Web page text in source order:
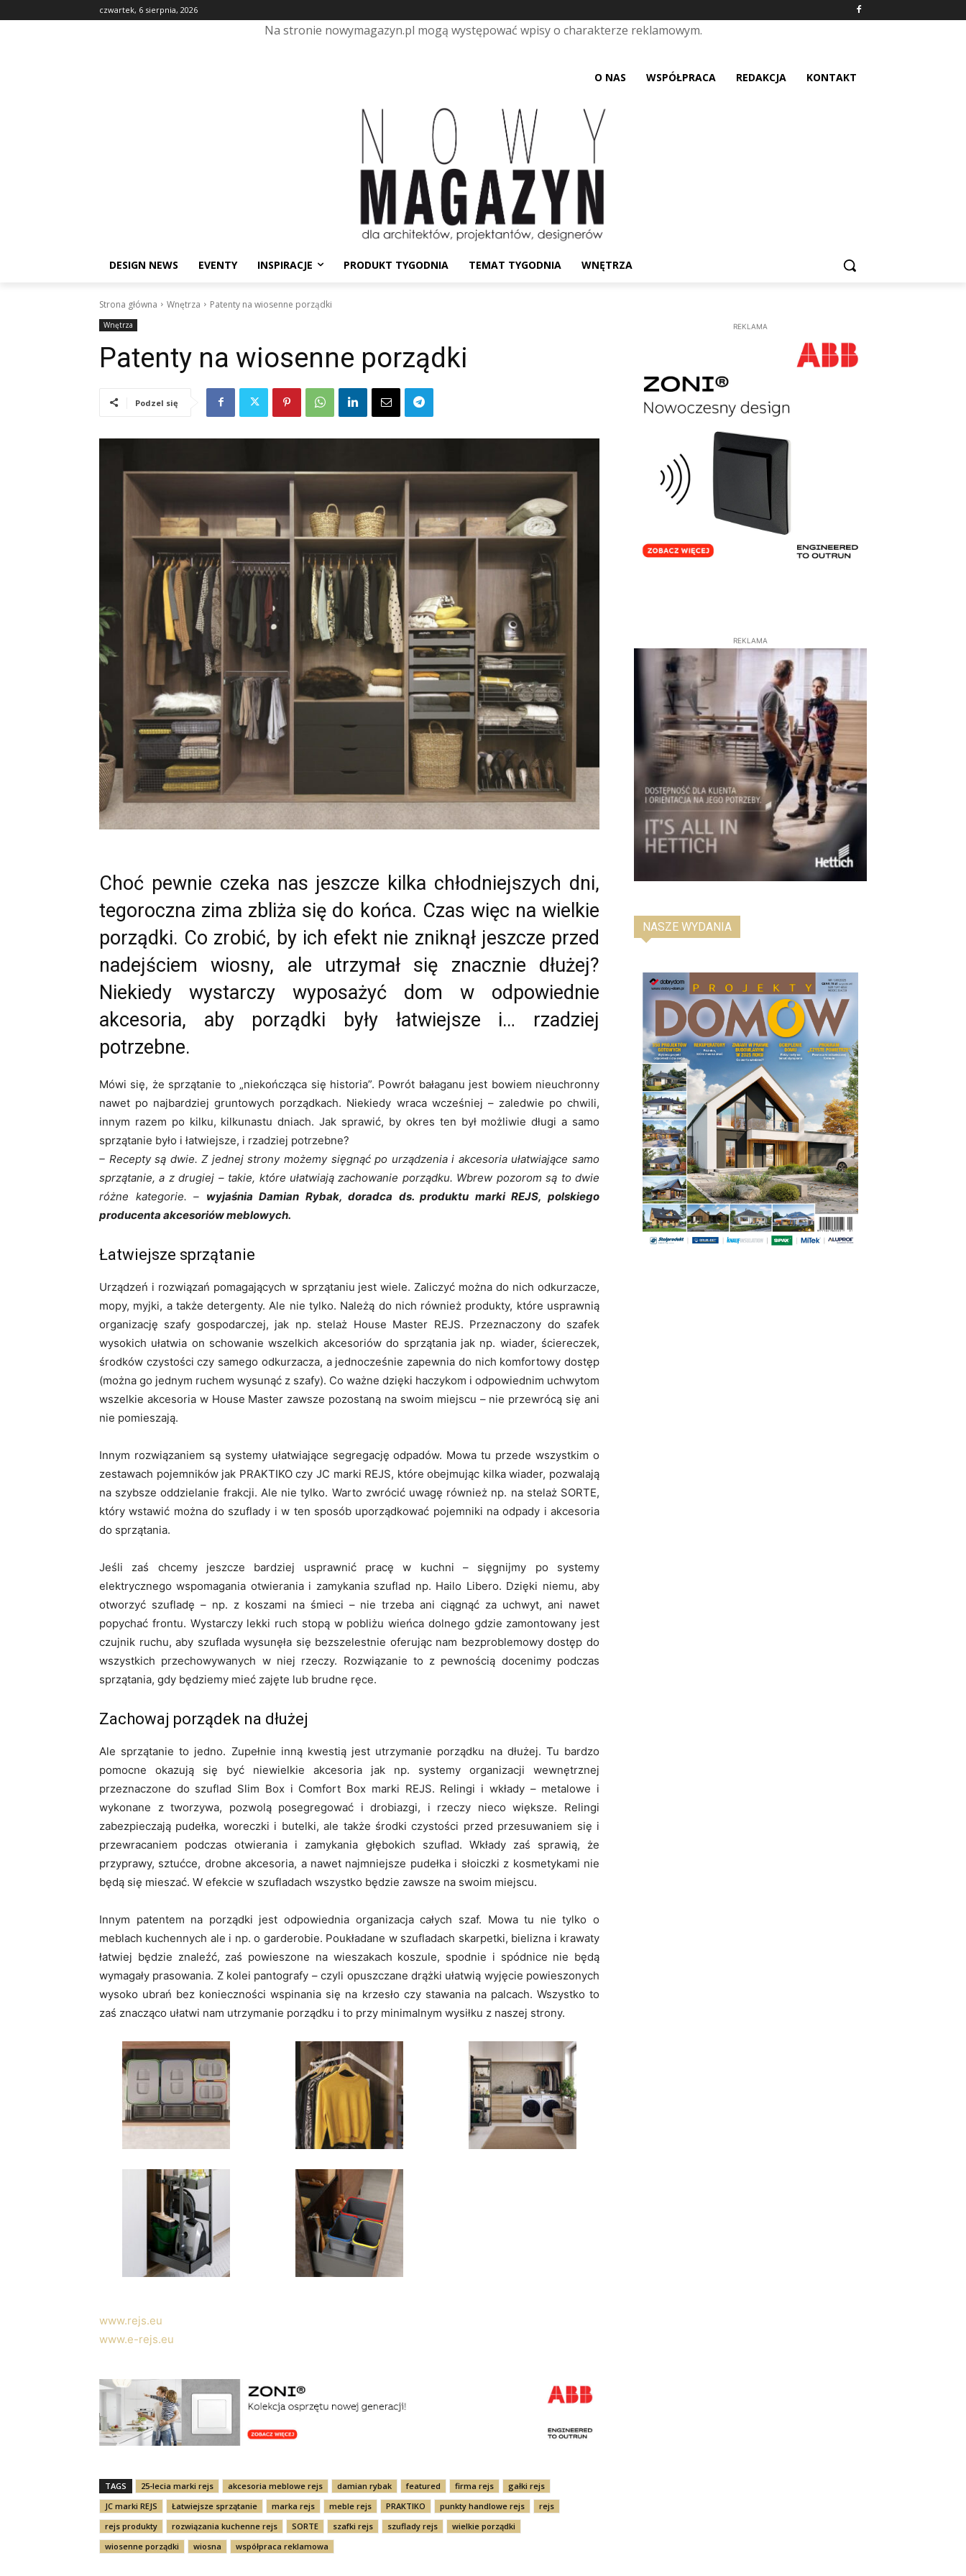
czwartek, 6 sierpnia, 2026
Na stronie nowymagazyn.pl mogą występować wpisy o charakterze reklamowym.
O NAS WSPÓŁPRACA REDAKCJA KONTAKT
DESIGN NEWS EVENTY INSPIRACJE PRODUKT TYGODNIA TEMAT TYGODNIA WNĘTRZA
Strona główna Wnętrza Patenty na wiosenne porządki
Wnętrza
Patenty na wiosenne porządki
Podzel się
Choć pewnie czeka nas jeszcze kilka chłodniejszych dni,
tegoroczna zima zbliża się do końca. Czas więc na wielkie
porządki. Co zrobić, by ich efekt nie zniknął jeszcze przed
nadejściem wiosny, ale utrzymał się znacznie dłużej?
Niekiedy wystarczy wyposażyć dom w odpowiednie
akcesoria, aby porządki były łatwiejsze i… rzadziej
potrzebne.
Mówi się, że sprzątanie to „niekończąca się historia”. Powrót bałaganu jest bowiem nieuchronny
nawet po najbardziej gruntowych porządkach. Niekiedy wraca wcześniej – zaledwie po chwili,
innym razem po kilku, kilkunastu dniach. Jak sprawić, by okres ten był możliwie długi a samo
sprzątanie było i łatwiejsze, i rzadziej potrzebne?
– Recepty są dwie. Z jednej strony możemy sięgnąć po urządzenia i akcesoria ułatwiające samo
sprzątanie, a z drugiej – takie, które ułatwiają zachowanie porządku. Wbrew pozorom są to dwie
różne kategorie. – wyjaśnia Damian Rybak, doradca ds. produktu marki REJS, polskiego
producenta akcesoriów meblowych.
Łatwiejsze sprzątanie
Urządzeń i rozwiązań pomagających w sprzątaniu jest wiele. Zaliczyć można do nich odkurzacze,
mopy, myjki, a także detergenty. Ale nie tylko. Należą do nich również produkty, które usprawnią
organizację szafy gospodarczej, jak np. stelaż House Master REJS. Przeznaczony do szafek
wysokich ułatwia on schowanie wszelkich akcesoriów do sprzątania jak np. wiader, ściereczek,
środków czystości czy samego odkurzacza, a jednocześnie zapewnia do nich komfortowy dostęp
(można go jednym ruchem wysunąć z szafy). Co ważne dzięki haczykom i odpowiednim uchwytom
wszelkie akcesoria w House Master zawsze pozostaną na swoim miejscu – nie przewrócą się ani
nie pomieszają.
Innym rozwiązaniem są systemy ułatwiające segregację odpadów. Mowa tu przede wszystkim o
zestawach pojemników jak PRAKTIKO czy JC marki REJS, które obejmując kilka wiader, pozwalają
na szybsze oddzielanie frakcji. Ale nie tylko. Warto zwrócić uwagę również np. na stelaż SORTE,
który wstawić można do szuflady i w ten sposób uporządkować pojemniki na odpady i akcesoria
do sprzątania.
Jeśli zaś chcemy jeszcze bardziej usprawnić pracę w kuchni – sięgnijmy po systemy
elektrycznego wspomagania otwierania i zamykania szuflad np. Hailo Libero. Dzięki niemu, aby
otworzyć szufladę – np. z koszami na śmieci – nie trzeba ani ciągnąć za uchwyt, ani nawet
popychać frontu. Wystarczy lekki ruch stopą w pobliżu wieńca dolnego gdzie zamontowany jest
czujnik ruchu, aby szuflada wysunęła się bezszelestnie oferując nam bezproblemowy dostęp do
wszystkich przechowywanych w niej rzeczy. Rozwiązanie to z pewnością docenimy podczas
sprzątania, gdy będziemy mieć zajęte lub brudne ręce.
Zachowaj porządek na dłużej
Ale sprzątanie to jedno. Zupełnie inną kwestią jest utrzymanie porządku na dłużej. Tu bardzo
pomocne okazują się być niewielkie akcesoria jak np. systemy organizacji wewnętrznej
przeznaczone do szuflad Slim Box i Comfort Box marki REJS. Relingi i wkłady – metalowe i
wykonane z tworzywa, pozwolą posegregować i drobiazgi, i rzeczy nieco większe. Relingi
zabezpieczają pudełka, woreczki i butelki, ale także środki czystości przed przesuwaniem się i
przewracaniem podczas otwierania i zamykania głębokich szuflad. Wkłady zaś sprawią, że
przyprawy, sztućce, drobne akcesoria, a nawet najmniejsze pudełka i słoiczki z kosmetykami nie
będą się mieszać. W efekcie w szufladach wszystko będzie zawsze na swoim miejscu.
Innym patentem na porządki jest odpowiednia organizacja całych szaf. Mowa tu nie tylko o
meblach kuchennych ale i np. o garderobie. Poukładane w szufladach skarpetki, bielizna i krawaty
łatwiej będzie znaleźć, zaś powieszone na wieszakach koszule, spodnie i spódnice nie będą
wymagały prasowania. Z kolei pantografy – czyli opuszczane drążki ułatwią wyjęcie powieszonych
wysoko ubrań bez konieczności wspinania się na krzesło czy stawania na palcach. Wszystko to
zaś znacząco ułatwi nam utrzymanie porządku i to przy minimalnym wysiłku z naszej strony.
www.rejs.eu
www.e-rejs.eu
TAGS 25-lecia marki rejs akcesoria meblowe rejs damian rybak featured firma rejs
gałki rejs
JC marki REJS
Łatwiejsze sprzątanie marka rejs meble rejs PRAKTIKO punkty handlowe rejs
rejs
rejs produkty
rozwiązania kuchenne rejs SORTE szafki rejs szuflady rejs
wielkie porządki
wiosenne porządki
wiosna współpraca reklamowa
REKLAMA
REKLAMA
NASZE WYDANIA